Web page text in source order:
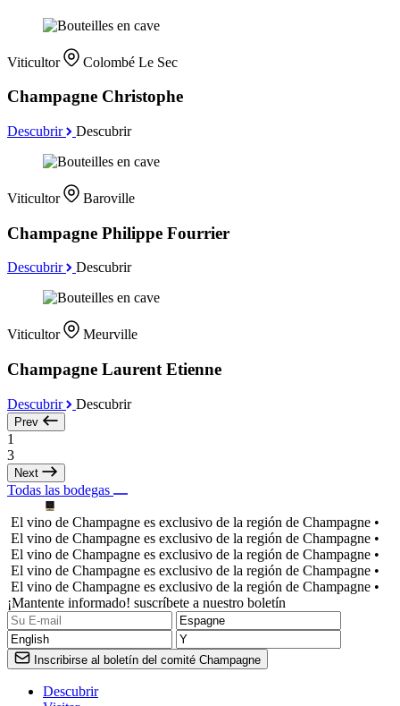
Viticultor Colombé Le Sec
Champagne Christophe
Descubrir Descubrir
Viticultor Baroville
Champagne Philippe Fourrier
Descubrir Descubrir
Viticultor Meurville
Champagne Laurent Etienne
Descubrir Descubrir
Prev
1
3
Next
Todas las bodegas
El vino de Champagne es exclusivo de la región de Champagne •
El vino de Champagne es exclusivo de la región de Champagne •
El vino de Champagne es exclusivo de la región de Champagne •
El vino de Champagne es exclusivo de la región de Champagne •
El vino de Champagne es exclusivo de la región de Champagne •
¡Mantente informado! suscríbete a nuestro boletín
Inscribirse al boletín del comité Champagne
Descubrir